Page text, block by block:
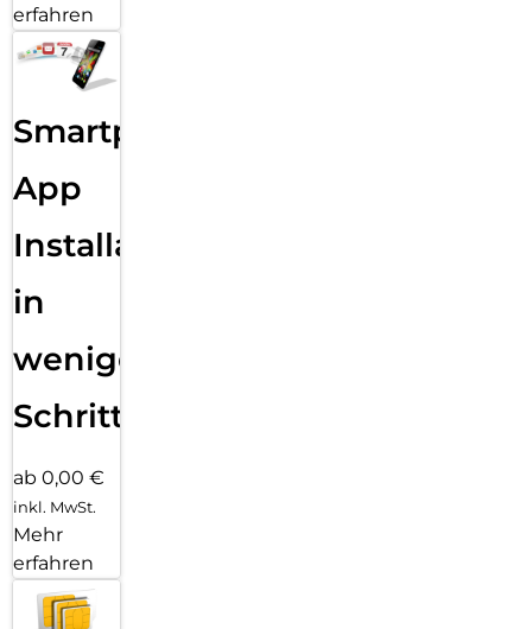
erfahren
Smartphone
App
Installation
in
wenigen
Schritten
ab 0,00 €
inkl. MwSt.
Mehr
erfahren